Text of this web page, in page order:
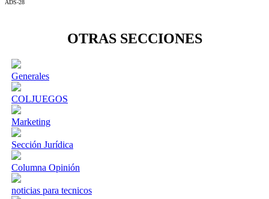
ADS-28
OTRAS SECCIONES
Generales
COLJUEGOS
Marketing
Sección Jurídica
Columna Opinión
noticias para tecnicos